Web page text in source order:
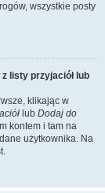
wszystkie posty
listy przyjaciół lub
klikając w
lub Dodaj do
kontem i tam na
użytkownika. Na